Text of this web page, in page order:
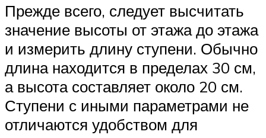
Прежде всего, следует высчитать
значение высоты от этажа до этажа
и измерить длину ступени. Обычно
длина находится в пределах 30 см,
а высота составляет около 20 см.
Ступени с иными параметрами не
отличаются удобством для